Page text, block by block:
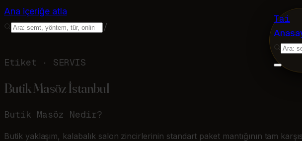
Ana içeriğe atla
Tai
/
Etiket · SERVIS
Butik Masöz İstanbul
Butik Masöz Nedir?
Butik yaklaşım, kalabalık salon zincirlerinin standart paket mantığının tam